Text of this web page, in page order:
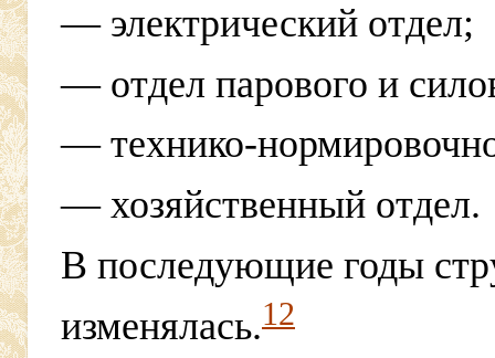
— электрический отдел;
— отдел парового и
— технико-
— хозяйственный отдел.
В последующие годы
изменялась.12